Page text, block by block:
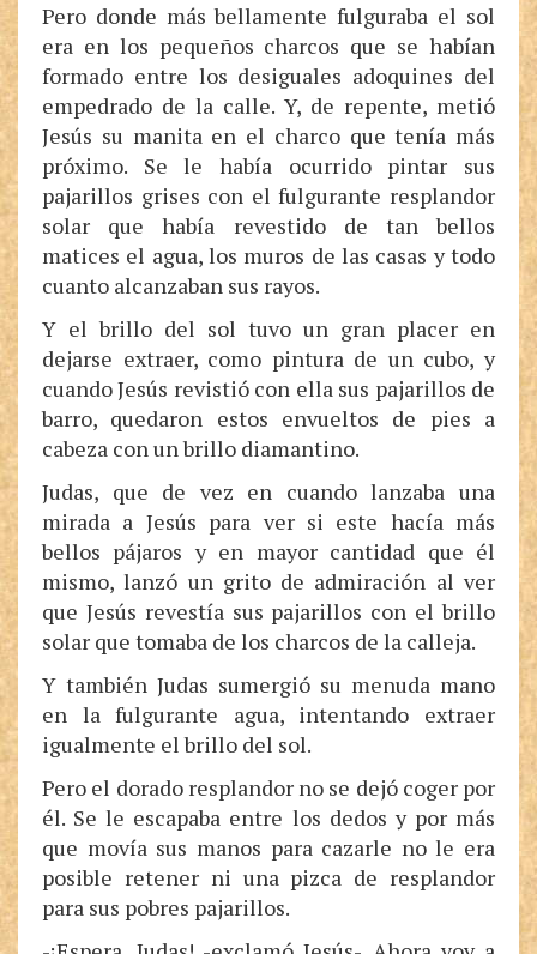
Pero donde más bellamente fulguraba el sol
era en los pequeños charcos que se habían
formado entre los desiguales adoquines del
empedrado de la calle. Y, de repente, metió
Jesús su manita en el charco que tenía más
próximo. Se le había ocurrido pintar sus
pajarillos grises con el fulgurante resplandor
solar que había revestido de tan bellos
matices el agua, los muros de las casas y todo
cuanto alcanzaban sus rayos.
Y el brillo del sol tuvo un gran placer en
dejarse extraer, como pintura de un cubo, y
cuando Jesús revistió con ella sus pajarillos de
barro, quedaron estos envueltos de pies a
cabeza con un brillo diamantino.
Judas, que de vez en cuando lanzaba una
mirada a Jesús para ver si este hacía más
bellos pájaros y en mayor cantidad que él
mismo, lanzó un grito de admiración al ver
que Jesús revestía sus pajarillos con el brillo
solar que tomaba de los charcos de la calleja.
Y también Judas sumergió su menuda mano
en la fulgurante agua, intentando extraer
igualmente el brillo del sol.
Pero el dorado resplandor no se dejó coger por
él. Se le escapaba entre los dedos y por más
que movía sus manos para cazarle no le era
posible retener ni una pizca de resplandor
para sus pobres pajarillos.